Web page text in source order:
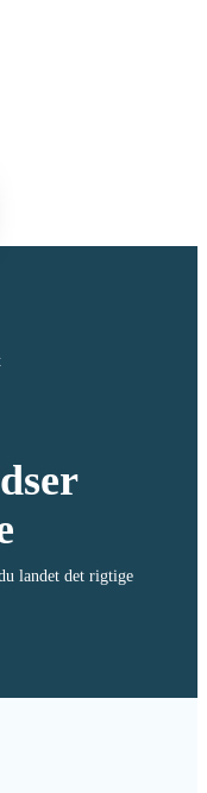
landet det rigtige